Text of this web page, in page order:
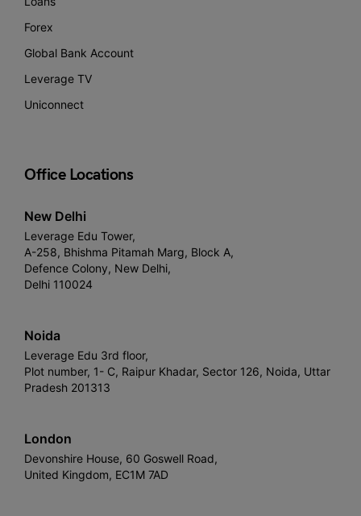
Forex
Global Bank Account
Leverage TV
Uniconnect
Office Locations
New Delhi
Leverage Edu Tower,
A-258, Bhishma Pitamah Marg, Block A,
Defence Colony, New Delhi,
Delhi 110024
Noida
Leverage Edu 3rd floor,
Plot number, 1- C, Raipur Khadar, Sector 126, Noida, Uttar
Pradesh 201313
London
Devonshire House, 60 Goswell Road,
United Kingdom, EC1M 7AD